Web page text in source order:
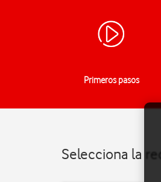
Primeros pasos
Selecciona la